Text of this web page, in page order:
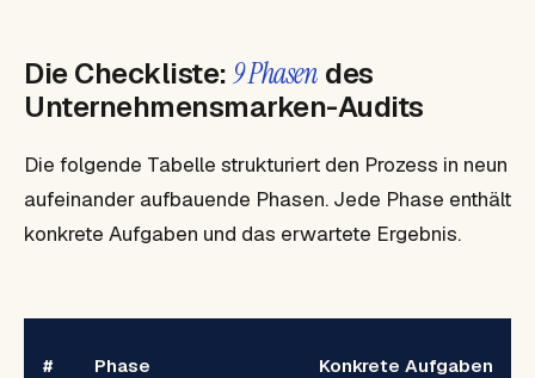
Die Checkliste:9 Phasen des
Unternehmensmarken-Audits
Die folgende Tabelle strukturiert den Prozess in neun
aufeinander aufbauende Phasen. Jede Phase enthält
konkrete Aufgaben und das erwartete Ergebnis.
# Phase Konkrete Aufgaben